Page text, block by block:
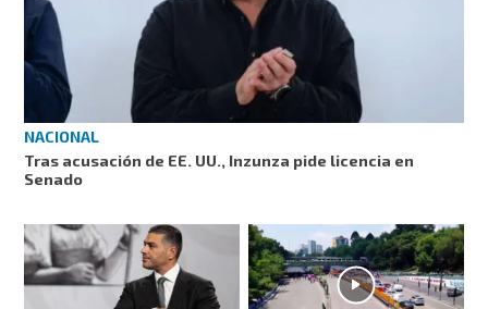
NACIONAL
Tras acusación de EE. UU., Inzunza pide licencia en
Senado